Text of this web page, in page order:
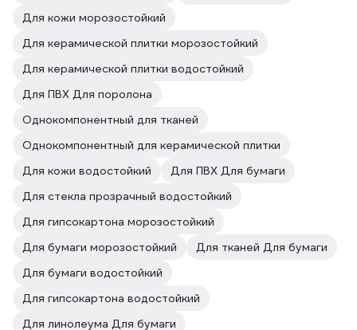
Для кожи морозостойкий
Для керамической плитки морозостойкий
Для керамической плитки водостойкий
Для ПВХ Для поролона
Однокомпонентный для тканей
Однокомпонентный для керамической плитки
Для кожи водостойкий
Для ПВХ Для бумаги
Для стекла прозрачный водостойкий
Для гипсокартона морозостойкий
Для бумаги морозостойкий
Для тканей Для бумаги
Для бумаги водостойкий
Для гипсокартона водостойкий
Для линолеума Для бумаги